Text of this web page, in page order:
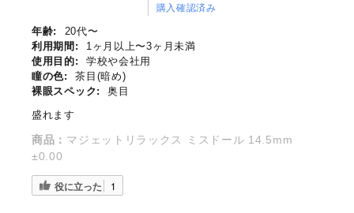
購入確認済み
年齢:
20代〜
利用期間:
1ヶ月以上〜3ヶ月未満
使用目的:
学校や会社用
瞳の色:
茶目(暗め)
裸眼スペック:
奥目
盛れます
商品： マジェットリラックス ミスドール 14.5mm
±0.00
役に立った 1